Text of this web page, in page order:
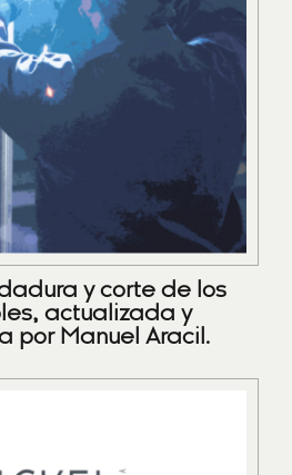
y corte de los
actualizada y
por Manuel Aracil.